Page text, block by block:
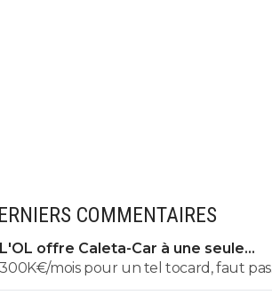
COMMENTAIRES
L'OL offre Caleta-Car à une seule
condition
300K€/mois pour un tel tocard, faut pas
s'étonner d'être dans la merde.